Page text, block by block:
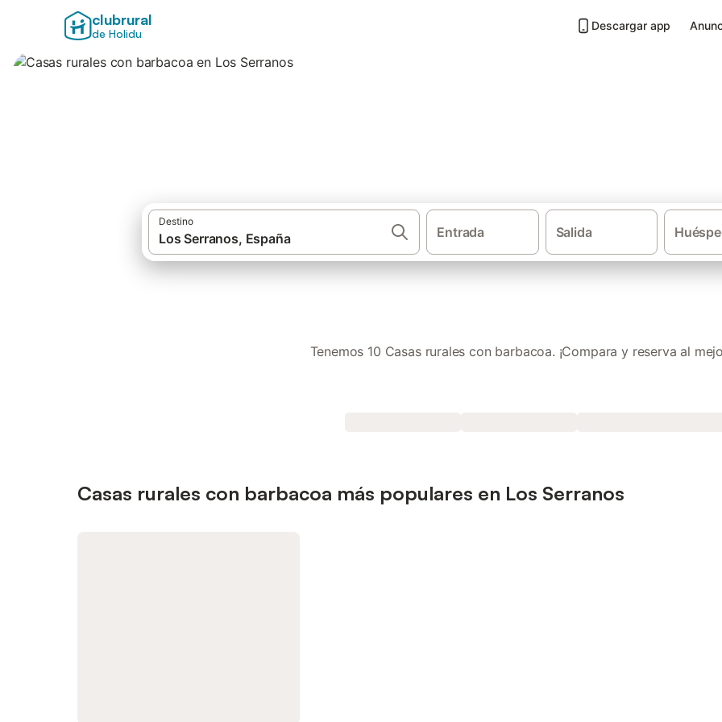
clubrural
de Holidu
Descargar app
Destino
Entrada Salida
Tenemos 10 Casas rurales con barbacoa. ¡Compara y reserva al
Casas rurales con barbacoa más populares en Los Serranos